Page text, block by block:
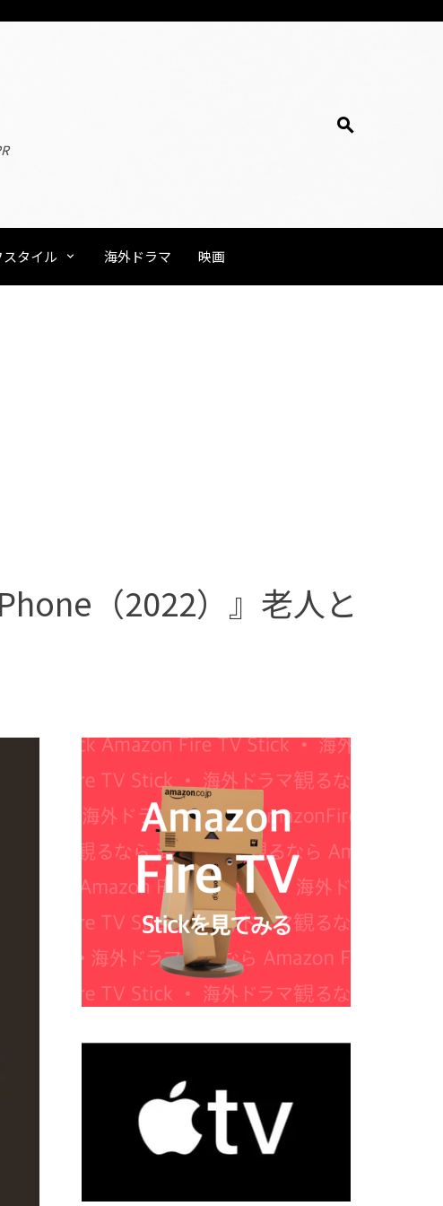
スタイル 海外ドラマ 映画
（2022）』老人と